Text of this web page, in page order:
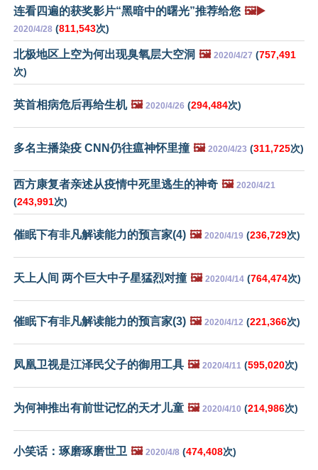
连看四遍的获奖影片“黑暗中的曙光”推荐给您 🖼️▶️
2020/4/28 (811,543次)
北极地区上空为何出现臭氧层大空洞 🖼️ 2020/4/27 (757,491
次)
英首相病危后再给生机 🖼️ 2020/4/26 (294,484次)
多名主播染疫 CNN仍往瘟神怀里撞 🖼️ 2020/4/23 (311,725次)
西方康复者亲述从疫情中死里逃生的神奇 🖼️ 2020/4/21
(243,991次)
催眠下有非凡解读能力的预言家(4) 🖼️ 2020/4/19 (236,729次)
天上人间 两个巨大中子星猛烈对撞 🖼️ 2020/4/14 (764,474次)
催眠下有非凡解读能力的预言家(3) 🖼️ 2020/4/12 (221,366次)
凤凰卫视是江泽民父子的御用工具 🖼️ 2020/4/11 (595,020次)
为何神推出有前世记忆的天才儿童 🖼️ 2020/4/10 (214,986次)
小笑话：琢磨琢磨世卫 🖼️ 2020/4/8 (474,408次)